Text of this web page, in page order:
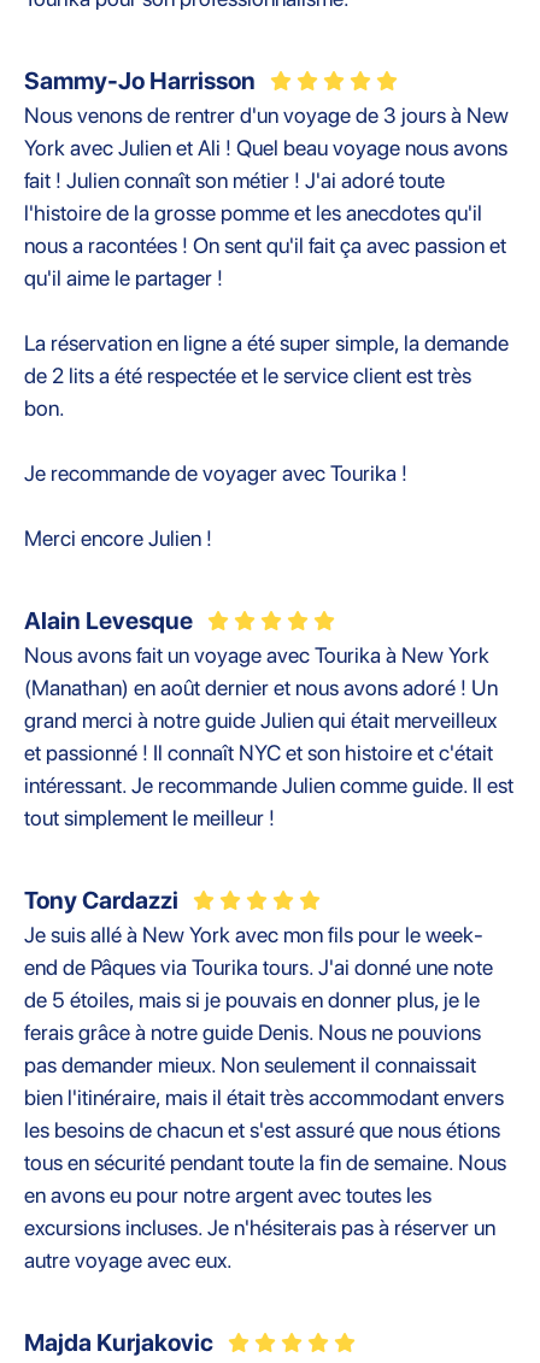
Sammy-Jo Harrisson
Nous venons de rentrer d'un voyage de 3 jours à New
York avec Julien et Ali ! Quel beau voyage nous avons
fait ! Julien connaît son métier ! J'ai adoré toute
l'histoire de la grosse pomme et les anecdotes qu'il
nous a racontées ! On sent qu'il fait ça avec passion et
qu'il aime le partager !
La réservation en ligne a été super simple, la demande
de 2 lits a été respectée et le service client est très
bon.
Je recommande de voyager avec Tourika !
Merci encore Julien !
Alain Levesque
Nous avons fait un voyage avec Tourika à New York
(Manathan) en août dernier et nous avons adoré ! Un
grand merci à notre guide Julien qui était merveilleux
et passionné ! Il connaît NYC et son histoire et c'était
intéressant. Je recommande Julien comme guide. Il est
tout simplement le meilleur !
Tony Cardazzi
Je suis allé à New York avec mon fils pour le week-
end de Pâques via Tourika tours. J'ai donné une note
de 5 étoiles, mais si je pouvais en donner plus, je le
ferais grâce à notre guide Denis. Nous ne pouvions
pas demander mieux. Non seulement il connaissait
bien l'itinéraire, mais il était très accommodant envers
les besoins de chacun et s'est assuré que nous étions
tous en sécurité pendant toute la fin de semaine. Nous
en avons eu pour notre argent avec toutes les
excursions incluses. Je n'hésiterais pas à réserver un
autre voyage avec eux.
Majda Kurjakovic